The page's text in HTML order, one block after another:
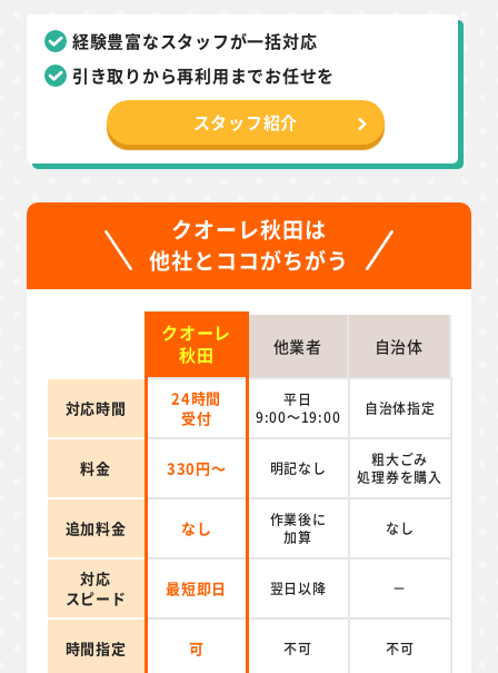
経験豊富なスタッフが一括対応
引き取りから再利用までお任せを
スタッフ紹介
クオーレ秋田は
他社とココがちがう
クオーレ
秋田
他業者 自治体
対応時間
24時間
受付
平日
9:00～19:00
自治体指定
料金 330円～ 明記なし
粗大ごみ
処理券を購入
追加料金 なし
作業後に
加算
なし
対応
スピード
最短即日 翌日以降 －
時間指定 可 不可 不可